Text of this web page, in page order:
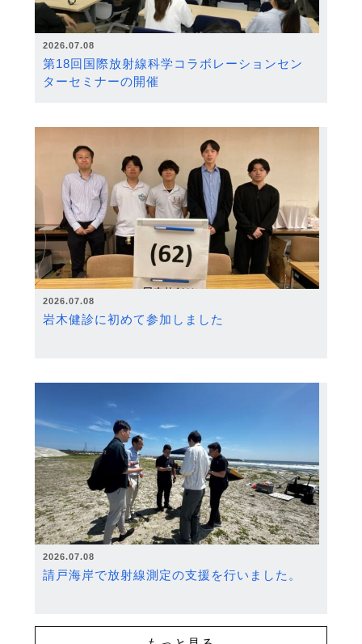
2026.07.08
第18回国際放射線科学コラボレーションセン
ターセミナーの開催
2026.07.08
岩木健診に初めて参加しました
2026.07.08
請戸海岸で放射線測定の支援を行いました。